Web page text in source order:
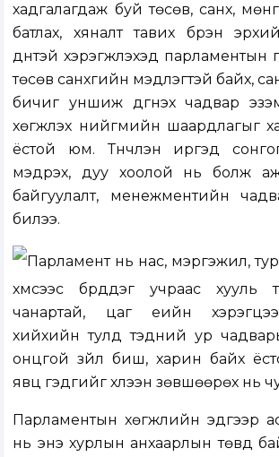
хадгалагдаж буй төсөв, санхүү,
батлах, хяналт тавих бүрэн
дүнтэй хэрэгжүүлэхэд парламентын
төсөв санхүүгийн мэдлэгтэй байх,
бичиг уншиж дүгнэх чадвар
хөгжүүлэх нийгмийн шаардлагыг
ёстой юм. Түүнчлэн иргэд
мэдрэх, дуу хоолой нь болж
байгуулалт, менежментийн
билээ.
Парламент нь нас, мэргэжил,
хүмүүсээс бүрддэг учраас хууль
чанартай, цаг үеийн
хийхийн тулд тэдний ур
онцгой зүйл биш, харин байх
явц гэдгийг хүлээн зөвшөөрөх нь
Парламентын хөгжлийн эдгээр
нь энэ хурлын анхаарлын төвд